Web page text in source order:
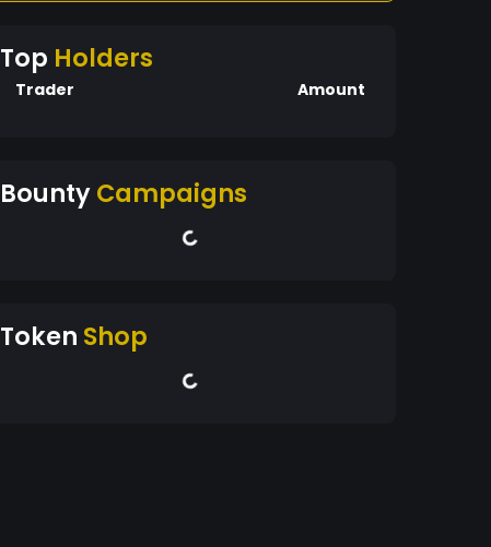
Top Holders
Trader Amount
BountyCampaigns
Token Shop